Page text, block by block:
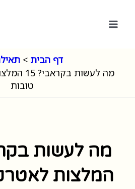
לתוכן
דף הבית
מה לעשות
טובות
המלצות